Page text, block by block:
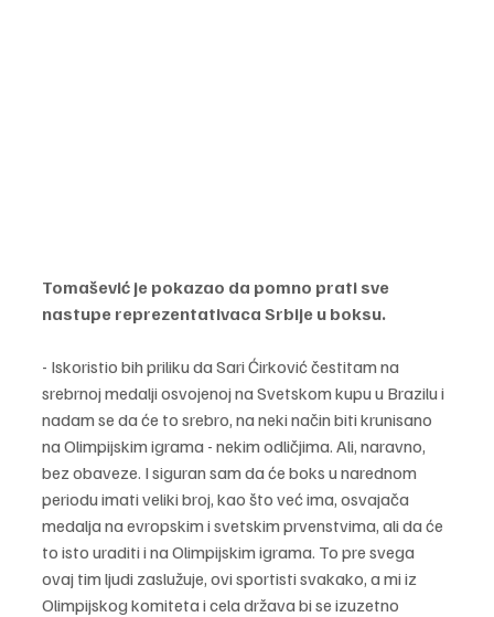
Tomašević je pokazao da pomno prati sve
nastupe reprezentativaca Srbije u boksu.
- Iskoristio bih priliku da Sari Ćirković čestitam na
srebrnoj medalji osvojenoj na Svetskom kupu u Brazilu i
nadam se da će to srebro, na neki način biti krunisano
na Olimpijskim igrama - nekim odličjima. Ali, naravno,
bez obaveze. I siguran sam da će boks u narednom
periodu imati veliki broj, kao što već ima, osvajača
medalja na evropskim i svetskim prvenstvima, ali da će
to isto uraditi i na Olimpijskim igrama. To pre svega
ovaj tim ljudi zaslužuje, ovi sportisti svakako, a mi iz
Olimpijskog komiteta i cela država bi se izuzetno